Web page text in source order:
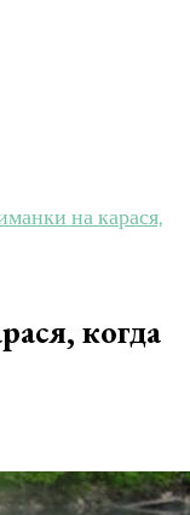
на карася,
когда